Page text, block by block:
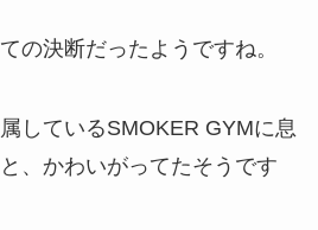
の決断だったようですね。
しているSMOKER GYMに息
、かわいがってたそうです